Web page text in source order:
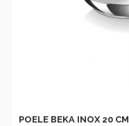
POELE BEKA INOX 20 CM